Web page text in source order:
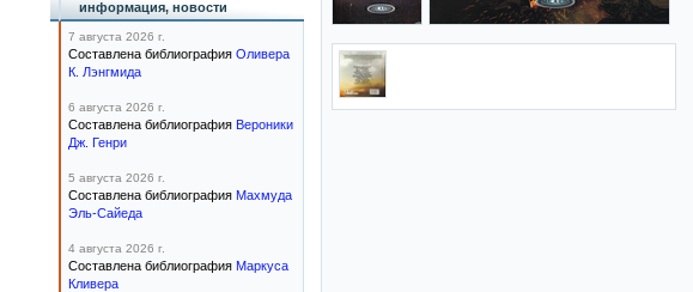
информация, новости
7 августа 2026 г.
Составлена библиография Оливера
К. Лэнгмида
6 августа 2026 г.
Составлена библиография Вероники
Дж. Генри
5 августа 2026 г.
Составлена библиография Махмуда
Эль-Сайеда
4 августа 2026 г.
Составлена библиография Маркуса
Кливера